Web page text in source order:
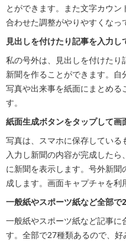
とができます。また文字カウ
合わせた調整がやりやすくなっ
見出しを付けたり記事を入力
私の号外は、見出しを付けた
新聞を作ることができます。
写真や出来事を紙面にまとめる
す。
紙面生成ボタンをタップして画
写真は、スマホに保存してい
入力し新聞の内容が完成した
に新聞を表示します。号外新
成します。画面キャプチャを利
一般紙やスポーツ紙など全部で
一般紙やスポーツ紙など記事に
す。全部で27種類あるので、